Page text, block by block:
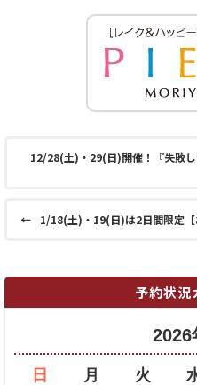
12/28(土)・29(日)開催！『失敗
← 1/18(土)・19(日)は2日間限定
予約状況
2026
日 月 火